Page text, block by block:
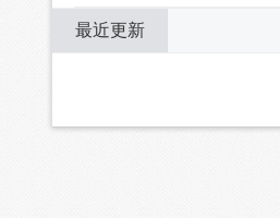
最近更新